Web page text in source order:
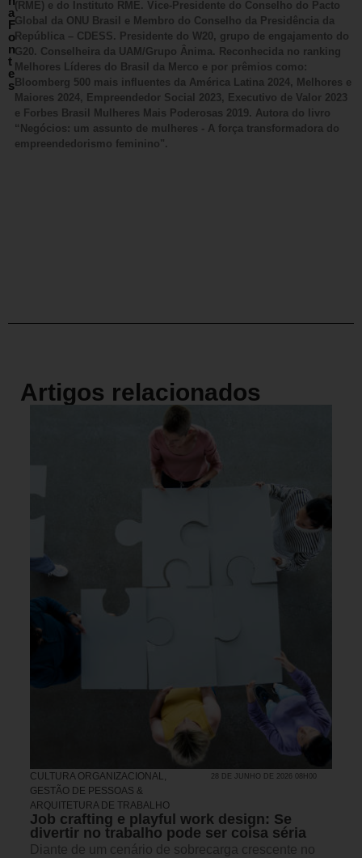
a
F
o
n
t
e
s
(RME) e do Instituto RME. Vice-Presidente do Conselho do Pacto
Global da ONU Brasil e Membro do Conselho da Presidência da
República – CDESS. Presidente do W20, grupo de engajamento do
G20. Conselheira da UAM/Grupo Ânima. Reconhecida no ranking
Melhores Líderes do Brasil da Merco e por prêmios como:
Bloomberg 500 mais influentes da América Latina 2024, Melhores e
Maiores 2024, Empreendedor Social 2023, Executivo de Valor 2023
e Forbes Brasil Mulheres Mais Poderosas 2019. Autora do livro
“Negócios: um assunto de mulheres - A força transformadora do
empreendedorismo feminino".
Artigos relacionados
CULTURA ORGANIZACIONAL,
GESTÃO DE PESSOAS &
ARQUITETURA DE TRABALHO
28 DE JUNHO DE 2026 08H00
Job crafting e playful work design: Se
divertir no trabalho pode ser coisa séria
Diante de um cenário de sobrecarga crescente no